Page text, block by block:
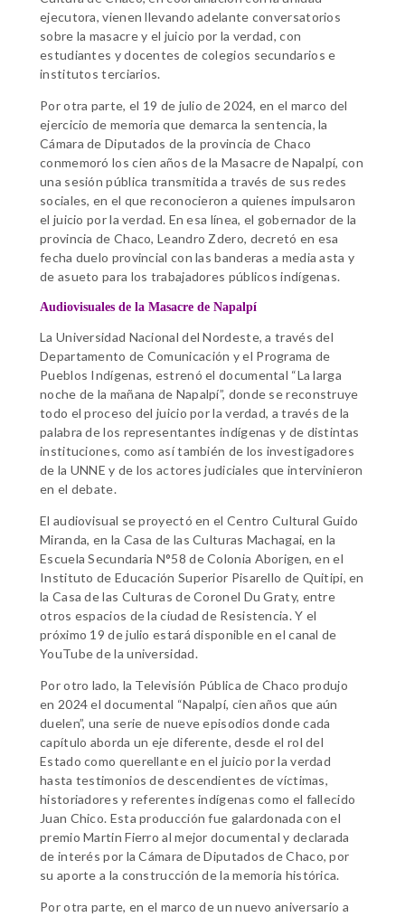
ejecutora, vienen llevando adelante conversatorios
sobre la masacre y el juicio por la verdad, con
estudiantes y docentes de colegios secundarios e
institutos terciarios.
Por otra parte, el 19 de julio de 2024, en el marco del
ejercicio de memoria que demarca la sentencia, la
Cámara de Diputados de la provincia de Chaco
conmemoró los cien años de la Masacre de Napalpí, con
una sesión pública transmitida a través de sus redes
sociales, en el que reconocieron a quienes impulsaron
el juicio por la verdad. En esa línea, el gobernador de la
provincia de Chaco, Leandro Zdero, decretó en esa
fecha duelo provincial con las banderas a media asta y
de asueto para los trabajadores públicos indígenas.
Audiovisuales de la Masacre de Napalpí
La Universidad Nacional del Nordeste, a través del
Departamento de Comunicación y el Programa de
Pueblos Indígenas, estrenó el documental “La larga
noche de la mañana de Napalpí”, donde se reconstruye
todo el proceso del juicio por la verdad, a través de la
palabra de los representantes indígenas y de distintas
instituciones, como así también de los investigadores
de la UNNE y de los actores judiciales que intervinieron
en el debate.
El audiovisual se proyectó en el Centro Cultural Guido
Miranda, en la Casa de las Culturas Machagai, en la
Escuela Secundaria N°58 de Colonia Aborigen, en el
Instituto de Educación Superior Pisarello de Quitipi, en
la Casa de las Culturas de Coronel Du Graty, entre
otros espacios de la ciudad de Resistencia. Y el
próximo 19 de julio estará disponible en el canal de
YouTube de la universidad.
Por otro lado, la Televisión Pública de Chaco produjo
en 2024 el documental “Napalpí, cien años que aún
duelen”, una serie de nueve episodios donde cada
capítulo aborda un eje diferente, desde el rol del
Estado como querellante en el juicio por la verdad
hasta testimonios de descendientes de víctimas,
historiadores y referentes indígenas como el fallecido
Juan Chico. Esta producción fue galardonada con el
premio Martin Fierro al mejor documental y declarada
de interés por la Cámara de Diputados de Chaco, por
su aporte a la construcción de la memoria histórica.
Por otra parte, en el marco de un nuevo aniversario a